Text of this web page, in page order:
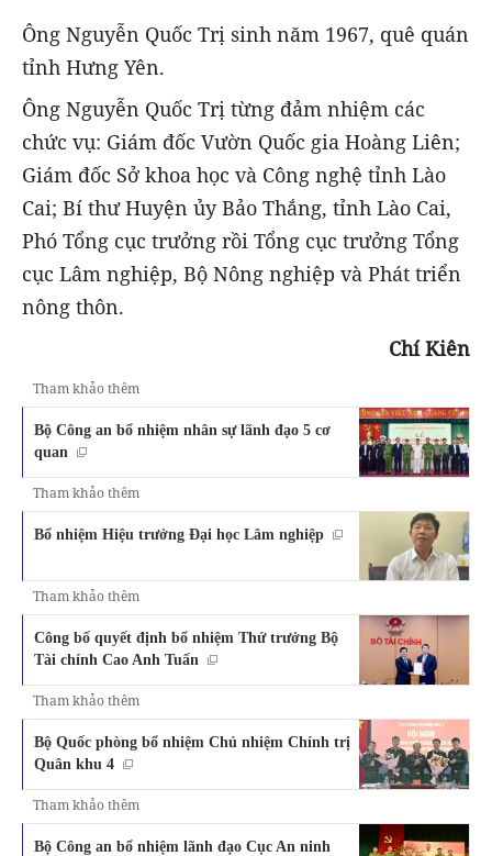
Ông Nguyễn Quốc Trị sinh năm 1967, quê quán
tỉnh Hưng Yên.
Ông Nguyễn Quốc Trị từng đảm nhiệm các
chức vụ: Giám đốc Vườn Quốc gia Hoàng Liên;
Giám đốc Sở khoa học và Công nghệ tỉnh Lào
Cai; Bí thư Huyện ủy Bảo Thắng, tỉnh Lào Cai,
Phó Tổng cục trưởng rồi Tổng cục trưởng Tổng
cục Lâm nghiệp, Bộ Nông nghiệp và Phát triển
nông thôn.
Chí Kiên
Tham khảo thêm
Bộ Công an bổ nhiệm nhân sự lãnh đạo 5 cơ
quan
Tham khảo thêm
Bổ nhiệm Hiệu trưởng Đại học Lâm nghiệp
Tham khảo thêm
Công bố quyết định bổ nhiệm Thứ trưởng Bộ
Tài chính Cao Anh Tuấn
Tham khảo thêm
Bộ Quốc phòng bổ nhiệm Chủ nhiệm Chính trị
Quân khu 4
Tham khảo thêm
Bộ Công an bổ nhiệm lãnh đạo Cục An ninh